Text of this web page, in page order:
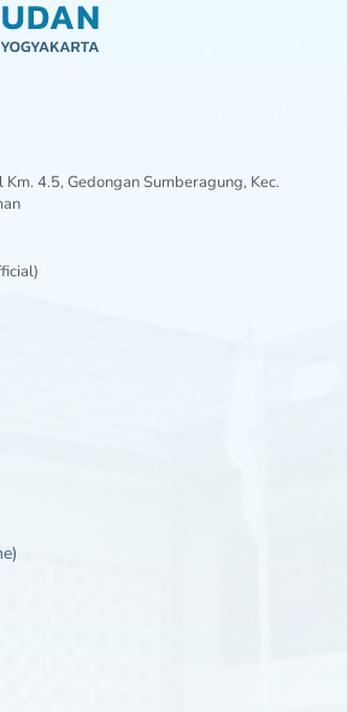
Km. 4.5, Gedongan Sumberagung, Kec.